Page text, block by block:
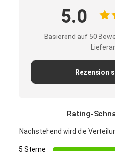
5.0
Basierend auf 50
Rezension
Rating-
Nachstehend wird die
5 Sterne